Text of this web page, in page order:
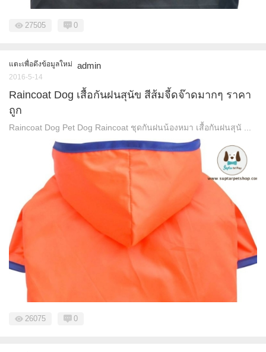
27505 0
แตะเพื่อดึงข้อมูลใหม่ admin
2016-5-14
Raincoat Dog เสื้อกันฝนสุนัข สีส้มจี้ดจ๊าดมากๆ ราคา
ถูก
Raincoat Dog Pet Dog Raincoat ชุดกันฝนน้องหมา เสื้อกันฝนสุนั ...
26075 0